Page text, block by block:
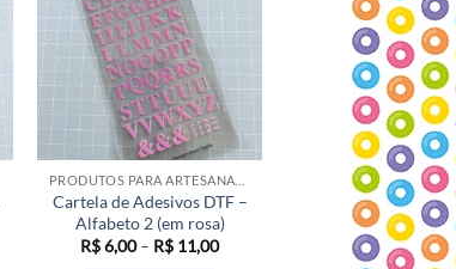
As
opções
podem
ser
escolhidas
na
página
do
produto
PRODUTOS PARA ARTESANATO
Cartela de Adesivos DTF –
Alfabeto 2 (em rosa)
R$6,00 – R$ 11,00Faixa